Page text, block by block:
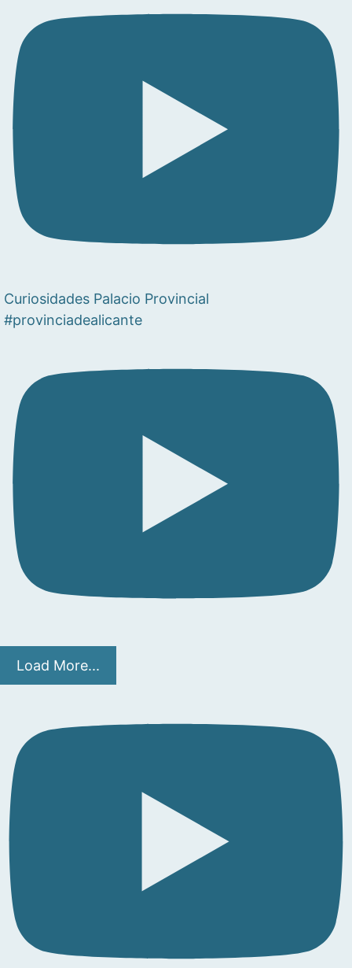
Curiosidades Palacio Provincial
#provinciadealicante
Load More...